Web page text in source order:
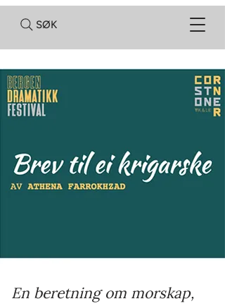
SØK
En beretning om morskap,